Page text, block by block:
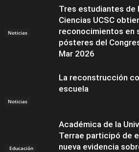
Noticias
Tres estudiantes de
Ciencias UCSC
reconocimientos en
pósteres del
Mar 2026
Noticias
La reconstrucción
escuela
Educación
Académica de la
Terrae participó de
nueva evidencia